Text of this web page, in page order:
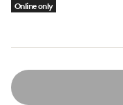
Online only